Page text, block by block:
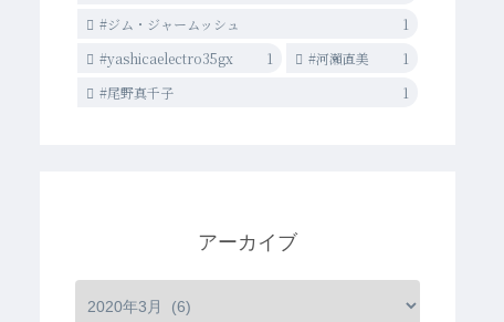
#ジム・ジャームッシュ
1
#yashicaelectro35gx
1 #河瀨直美
1
#尾野真千子
1
アーカイブ